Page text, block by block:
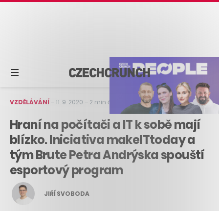
VZDĚLÁVÁNÍ–11. 9. 2020 – 2 min čtení
Hraní na počítači a IT k sobě mají
blízko. Iniciativa makeITtoday a
tým Brute Petra Andrýska spouští
esportový program
JIŘÍ SVOBODA